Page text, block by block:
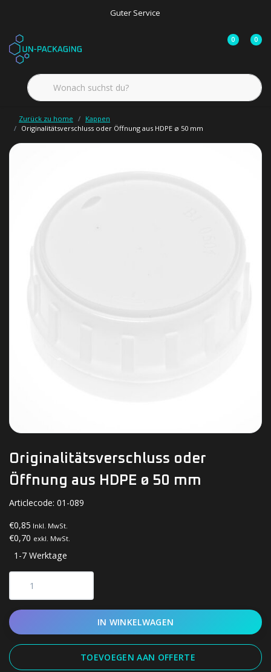
Guter Service
0 0
Zurück zu home
Kappen
Originalitätsverschluss oder Öffnung aus HDPE ø 50 mm
Originalitätsverschluss oder
Öffnung aus HDPE ø 50 mm
Articlecode: 01-089
€0,85 Inkl. MwSt.
€0,70 exkl. MwSt.
1-7 Werktage
IN WINKELWAGEN
TOEVOEGEN AAN OFFERTE